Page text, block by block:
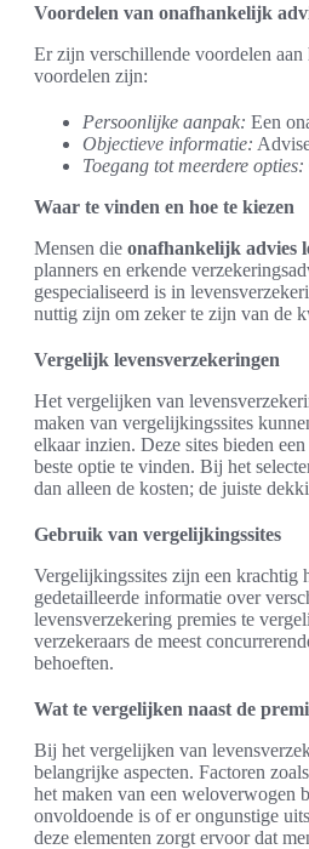
Voordelen van onafhankelijk
Er zijn verschillende voordelen aan
voordelen zijn:
Persoonlijke aanpak: Een
Objectieve informatie:
Toegang tot meerdere opties:
Waar te vinden en hoe te kiezen
Mensen die onafhankelijk advies
planners en erkende
gespecialiseerd is in
nuttig zijn om zeker te zijn van de
Vergelijk levensverzekeringen
Het vergelijken van
maken van vergelijkingssites
elkaar inzien. Deze sites bieden
beste optie te vinden. Bij het
dan alleen de kosten; de juiste
Gebruik van vergelijkingssites
Vergelijkingssites zijn een krachtig
gedetailleerde informatie over
levensverzekering premies te
verzekeraars de meest
behoeften.
Wat te vergelijken naast de
Bij het vergelijken van
belangrijke aspecten. Factoren
het maken van een weloverwogen
onvoldoende is of er ongunstige
deze elementen zorgt ervoor dat